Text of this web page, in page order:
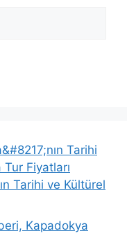
Tarihi ve Kültürel